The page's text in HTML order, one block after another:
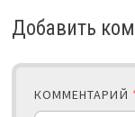
Добавить
КОММЕНТАРИЙ